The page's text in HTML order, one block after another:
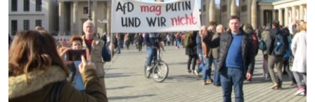
ВСЕ ЗА ДЕНЬ
СПЕЦПРОЕКТИ
ДЕПОРТАЦІЯ
ВІДЕОУРОКИ «ELIFBE»
ЯК ОБІЙТИ БЛОКУВАННЯ
Русский